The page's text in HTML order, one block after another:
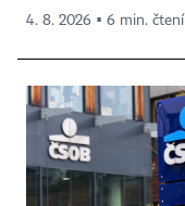
4. 8. 2026 ▪ 6 min. čtení